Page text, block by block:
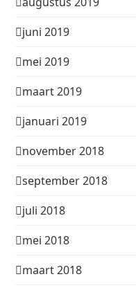
juni 2019
mei 2019
maart 2019
januari 2019
november 2018
september 2018
juli 2018
mei 2018
maart 2018